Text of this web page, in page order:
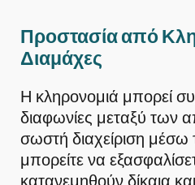
Προστασία από
Διαμάχες
Η κληρονομιά μπορεί
διαφωνίες μεταξύ των
σωστή διαχείριση
μπορείτε να